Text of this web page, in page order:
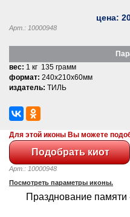
цена:
Арт.: 10000948
вес: 1 кг 135 грамм
формат: 240x210x60мм
издатель: ТИЛЬ
Для этой иконы Вы можете
Арт.: 10000948
Посмотреть параметры иконы.
Празднование памяти -